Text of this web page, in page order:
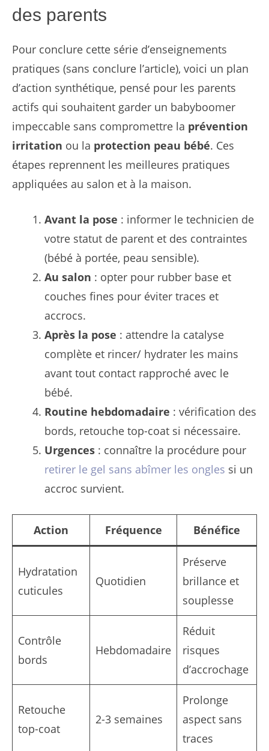
des parents
Pour conclure cette série d’enseignements
pratiques (sans conclure l’article), voici un plan
d’action synthétique, pensé pour les parents
actifs qui souhaitent garder un babyboomer
impeccable sans compromettre la prévention
irritation ou la protection peau bébé. Ces
étapes reprennent les meilleures pratiques
appliquées au salon et à la maison.
Avant la pose : informer le technicien de
votre statut de parent et des contraintes
(bébé à portée, peau sensible).
Au salon : opter pour rubber base et
couches fines pour éviter traces et
accrocs.
Après la pose : attendre la catalyse
complète et rincer/ hydrater les mains
avant tout contact rapproché avec le
bébé.
Routine hebdomadaire : vérification des
bords, retouche top-coat si nécessaire.
Urgences : connaître la procédure pour
retirer le gel sans abîmer les ongles si un
accroc survient.
Action Fréquence Bénéfice
Hydratation
cuticules
Quotidien
Préserve
brillance et
souplesse
Contrôle
bords
Hebdomadaire
Réduit
risques
d’accrochage
Retouche
top-coat
2-3 semaines
Prolonge
aspect sans
traces